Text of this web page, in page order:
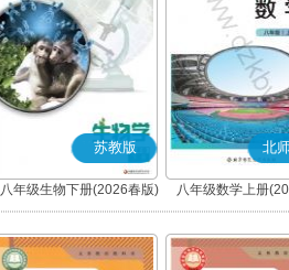
苏教版
八年级生物下册(2026春版)
北
八年级数学上册